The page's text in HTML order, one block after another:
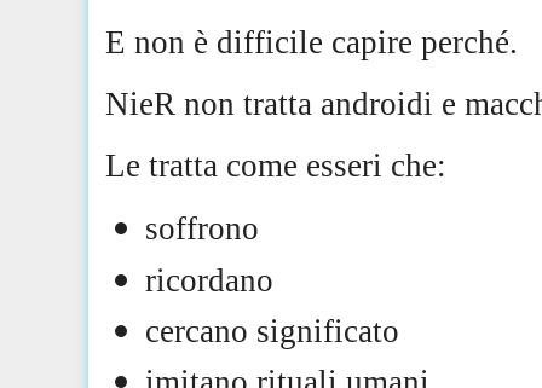
E non è difficile capire perché.
NieR non tratta androidi e
Le tratta come esseri che:
soffrono
ricordano
cercano significato